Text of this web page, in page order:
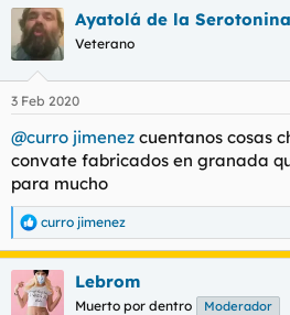
c
c
e
:
Ayatolá de la Serotonina
Veterano
3 Feb 2020
@curro jimenez cuentanos cosas
convate fabricados en granada
para mucho
R
e
a
c
c
curro jimenez
Lebrom
Muerto por dentro Moderador